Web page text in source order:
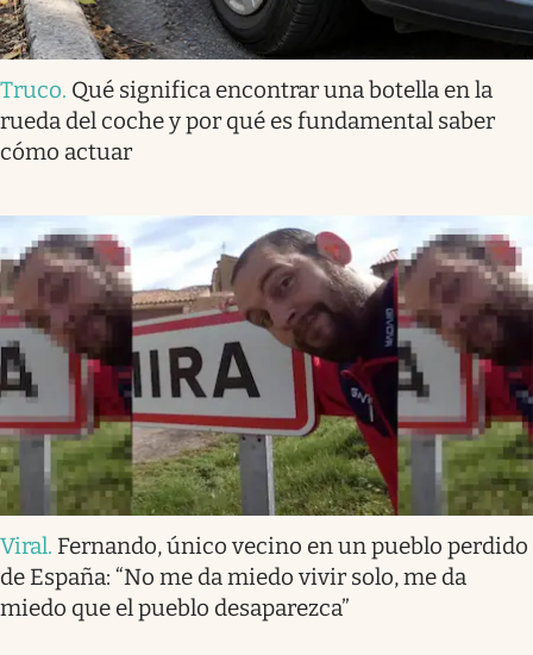
Truco. Qué significa encontrar una botella en la
rueda del coche y por qué es fundamental saber
cómo actuar
Viral. Fernando, único vecino en un pueblo perdido
de España: “No me da miedo vivir solo, me da
miedo que el pueblo desaparezca”